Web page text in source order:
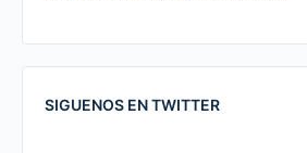
SIGUENOS EN TWITTER